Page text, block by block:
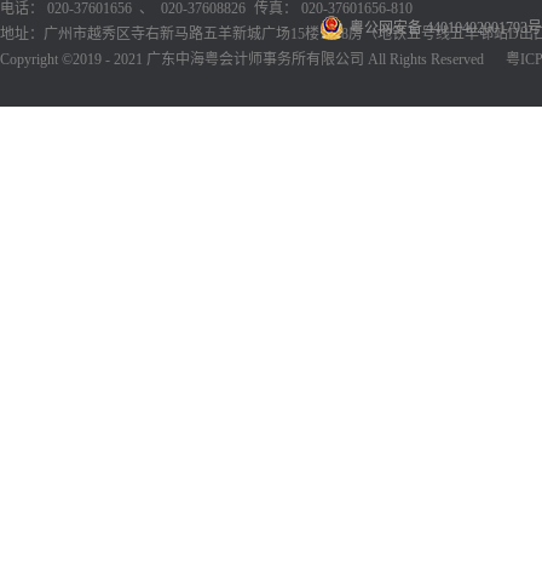
电话： 020-37601656 、 020-37608826 传真： 020-37601656-810
地址：广州市越秀区寺右新马路五羊新城广场15楼1518房（地铁五号线五羊邨站D出
Copyright ©2019 - 2021 广东中海粤会计师事务所有限公司 All Rights Reserved
粤ICP
粤公网安备 44010402001793号